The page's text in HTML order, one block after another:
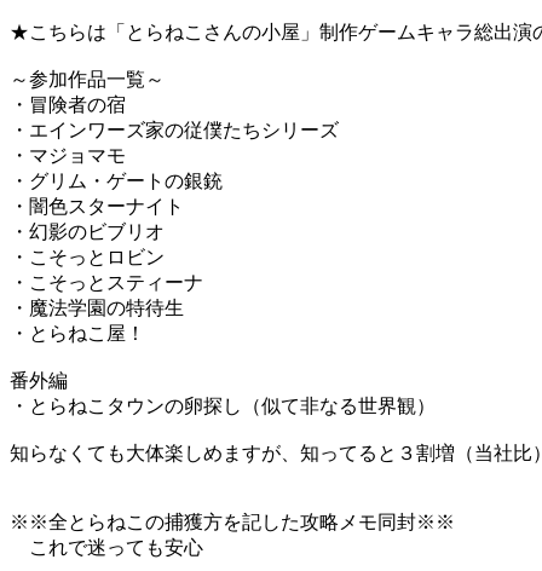
★こちらは「とらねこさんの小屋」制作ゲームキャラ総出演
～参加作品一覧～
・冒険者の宿
・エインワーズ家の従僕たちシリーズ
・マジョマモ
・グリム・ゲートの銀銃
・闇色スターナイト
・幻影のビブリオ
・こそっとロビン
・こそっとスティーナ
・魔法学園の特待生
・とらねこ屋！
番外編
・とらねこタウンの卵探し（似て非なる世界観）
知らなくても大体楽しめますが、知ってると３割増（当社比
※※全とらねこの捕獲方を記した攻略メモ同封※※
これで迷っても安心